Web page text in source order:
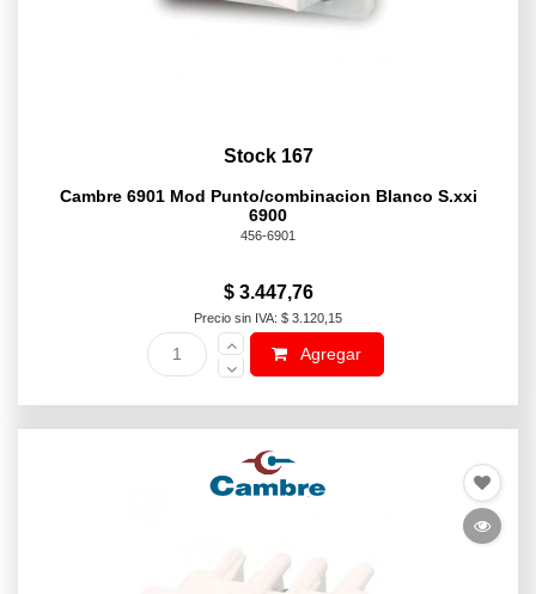
Stock 167
Cambre 6901 Mod Punto/combinacion Blanco S.xxi
6900
456-6901
$ 3.447,76
Precio sin IVA: $ 3.120,15
Agregar